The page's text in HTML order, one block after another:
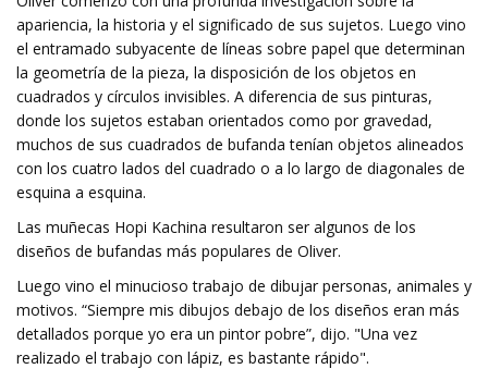
apariencia, la historia y el significado de sus sujetos. Luego vino
el entramado subyacente de líneas sobre papel que determinan
la geometría de la pieza, la disposición de los objetos en
cuadrados y círculos invisibles. A diferencia de sus pinturas,
donde los sujetos estaban orientados como por gravedad,
muchos de sus cuadrados de bufanda tenían objetos alineados
con los cuatro lados del cuadrado o a lo largo de diagonales de
esquina a esquina.
Las muñecas Hopi Kachina resultaron ser algunos de los
diseños de bufandas más populares de Oliver.
Luego vino el minucioso trabajo de dibujar personas, animales y
motivos. “Siempre mis dibujos debajo de los diseños eran más
detallados porque yo era un pintor pobre”, dijo. "Una vez
realizado el trabajo con lápiz, es bastante rápido".